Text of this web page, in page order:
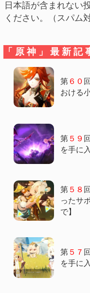
日本語が含まれない
ください。（スパム
「原神」最新記
第６０
おける
第５９
を手に
第５８
ったサ
で】
第５７
を手に